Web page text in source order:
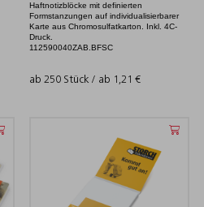
Haftnotizblöcke mit definierten
Formstanzungen auf individualisierbarer
Karte aus Chromosulfatkarton. Inkl. 4C-
Druck.
112590040ZAB.BFSC
ab 250 Stück / ab 1,21 €